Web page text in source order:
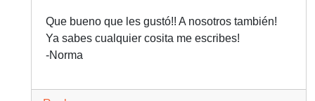
Que bueno que les gustó!! A nosotros también!
Ya sabes cualquier cosita me escribes!
-Norma